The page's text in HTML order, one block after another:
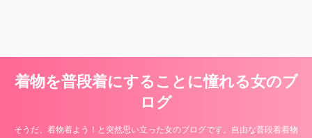
着物を普段着にすることに憧れる女のブ
ログ
そうだ、着物着よう！と突然思い立った女のブログです。自由な普段着着物